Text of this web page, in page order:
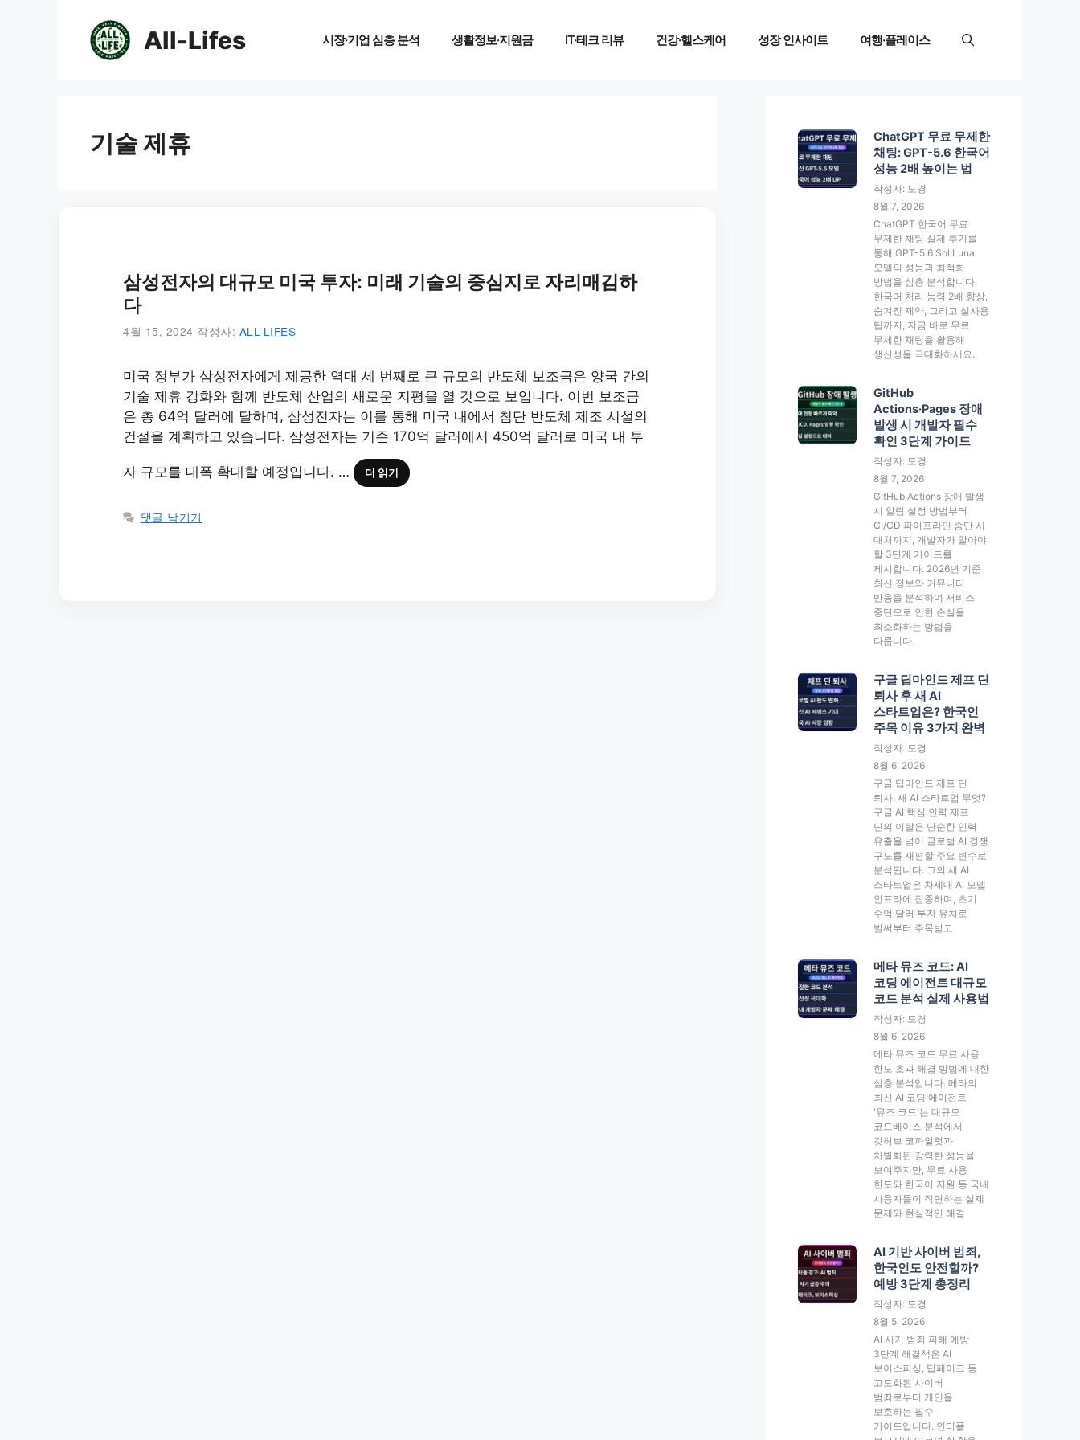
All-Lifes 시장·기업 심층 분석 생활정보·지원금 IT·테크 리뷰 건강·헬스케어 성장 인사이트 여행·플레이스
기술 제휴
삼성전자의 대규모 미국 투자: 미래 기술의 중심지로 자리매김하
다
4월 15, 2024 작성자: ALL-LIFES
미국 정부가 삼성전자에게 제공한 역대 세 번째로 큰 규모의 반도체 보조금은 양국 간의
기술 제휴 강화와 함께 반도체 산업의 새로운 지평을 열 것으로 보입니다. 이번 보조금
은 총 64억 달러에 달하며, 삼성전자는 이를 통해 미국 내에서 첨단 반도체 제조 시설의
건설을 계획하고 있습니다. 삼성전자는 기존 170억 달러에서 450억 달러로 미국 내 투
자 규모를 대폭 확대할 예정입니다. … 더 읽기
댓글 남기기
ChatGPT 무료 무제한
채팅: GPT-5.6 한국어
성능 2배 높이는 법
작성자: 도경
8월 7, 2026
ChatGPT 한국어 무료
무제한 채팅 실제 후기를
통해 GPT-5.6 Sol·Luna
모델의 성능과 최적화
방법을 심층 분석합니다.
한국어 처리 능력 2배 향상,
숨겨진 제약, 그리고 실사용
팁까지, 지금 바로 무료
무제한 채팅을 활용해
생산성을 극대화하세요.
GitHub
Actions·Pages 장애
발생 시 개발자 필수
확인 3단계 가이드
작성자: 도경
8월 7, 2026
GitHub Actions 장애 발생
시 알림 설정 방법부터
CI/CD 파이프라인 중단 시
대처까지, 개발자가 알아야
할 3단계 가이드를
제시합니다. 2026년 기준
최신 정보와 커뮤니티
반응을 분석하여 서비스
중단으로 인한 손실을
최소화하는 방법을
다룹니다.
구글 딥마인드 제프 딘
퇴사 후 새 AI
스타트업은? 한국인
주목 이유 3가지 완벽
작성자: 도경
8월 6, 2026
구글 딥마인드 제프 딘
퇴사, 새 AI 스타트업 무엇?
구글 AI 핵심 인력 제프
딘의 이탈은 단순한 인력
유출을 넘어 글로벌 AI 경쟁
구도를 재편할 주요 변수로
분석됩니다. 그의 새 AI
스타트업은 차세대 AI 모델
인프라에 집중하며, 초기
수억 달러 투자 유치로
벌써부터 주목받고
메타 뮤즈 코드: AI
코딩 에이전트 대규모
코드 분석 실제 사용법
작성자: 도경
8월 6, 2026
메타 뮤즈 코드 무료 사용
한도 초과 해결 방법에 대한
심층 분석입니다. 메타의
최신 AI 코딩 에이전트
'뮤즈 코드'는 대규모
코드베이스 분석에서
깃허브 코파일럿과
차별화된 강력한 성능을
보여주지만, 무료 사용
한도와 한국어 지원 등 국내
사용자들이 직면하는 실제
문제와 현실적인 해결
AI 기반 사이버 범죄,
한국인도 안전할까?
예방 3단계 총정리
작성자: 도경
8월 5, 2026
AI 사기 범죄 피해 예방
3단계 해결책은 AI
보이스피싱, 딥페이크 등
고도화된 사이버
범죄로부터 개인을
보호하는 필수
가이드입니다. 인터폴